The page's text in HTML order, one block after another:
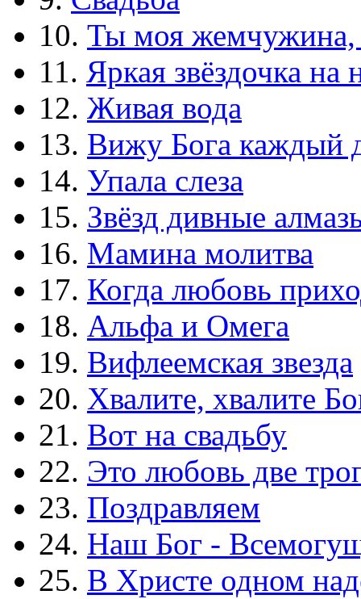
10. Ты моя жемчужина,
11. Яркая звёздочка на
12. Живая вода
13. Вижу Бога каждый
14. Упала слеза
15. Звёзд дивные
16. Мамина молитва
17. Когда любовь
18. Альфа и Омега
19. Вифлеемская звезда
20. Хвалите, хвалите
21. Вот на свадьбу
22. Это любовь две
23. Поздравляем
24. Наш Бог -
25. В Христе одном